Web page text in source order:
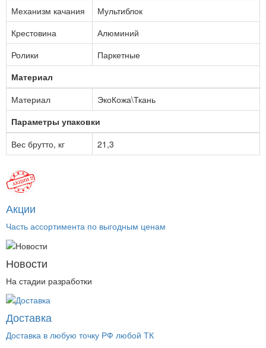
Механизм качания
Мультиблок
Крестовина
Алюминий
Ролики
Паркетные
Материал
Материал
ЭкоКожа\Ткань
Параметры упаковки
Вес брутто, кг
21,3
Акции
Часть ассортимента по выгодным ценам
Новости
На стадии разработки
Доставка
Доставка в любую точку РФ любой ТК